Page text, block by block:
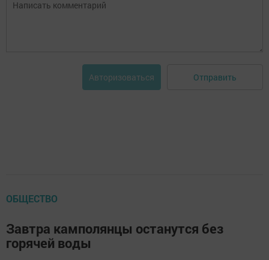
Авторизоваться Отправить
ОБЩЕСТВО
Завтра камполянцы останутся без
горячей воды